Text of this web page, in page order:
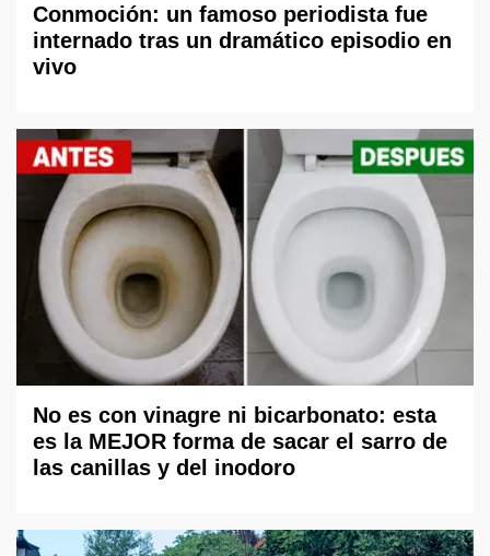
Conmoción: un famoso periodista fue
internado tras un dramático episodio en
vivo
No es con vinagre ni bicarbonato: esta
es la MEJOR forma de sacar el sarro de
las canillas y del inodoro